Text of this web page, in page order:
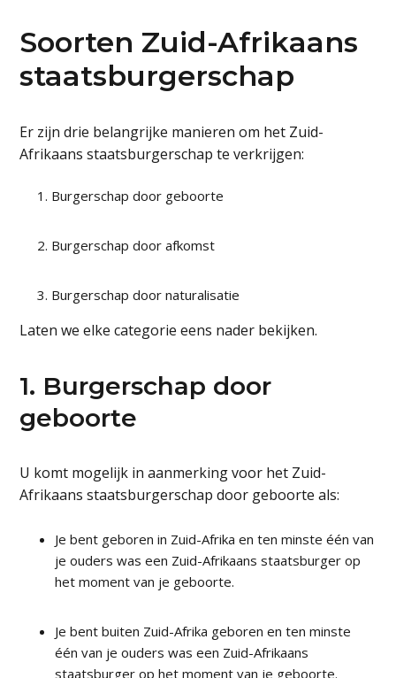
Soorten Zuid-Afrikaans
staatsburgerschap
Er zijn drie belangrijke manieren om het Zuid-
Afrikaans staatsburgerschap te verkrijgen:
Burgerschap door geboorte
Burgerschap door afkomst
Burgerschap door naturalisatie
Laten we elke categorie eens nader bekijken.
1. Burgerschap door
geboorte
U komt mogelijk in aanmerking voor het Zuid-
Afrikaans staatsburgerschap door geboorte als:
Je bent geboren in Zuid-Afrika en ten minste één van
je ouders was een Zuid-Afrikaans staatsburger op
het moment van je geboorte.
Je bent buiten Zuid-Afrika geboren en ten minste
één van je ouders was een Zuid-Afrikaans
staatsburger op het moment van je geboorte.